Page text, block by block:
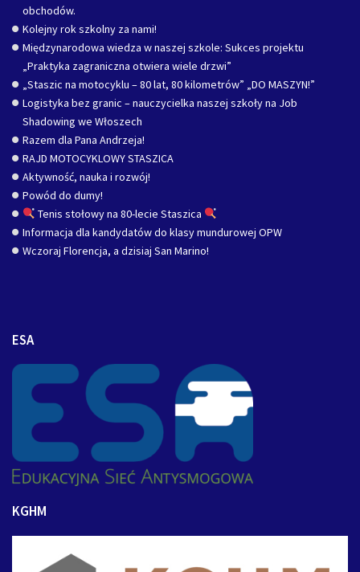
obchodów.
Kolejny rok szkolny za nami!
Międzynarodowa wiedza w naszej szkole: Sukces projektu
„Praktyka zagraniczna otwiera wiele drzwi”
„Staszic na motocyklu – 80 lat, 80 kilometrów” „DO MASZYN!”
Logistyka bez granic – nauczycielka naszej szkoły na Job
Shadowing we Włoszech
Razem dla Pana Andrzeja!
RAJD MOTOCYKLOWY STASZICA
Aktywność, nauka i rozwój!
Powód do dumy!
Tenis stołowy na 80-lecie Staszica
Informacja dla kandydatów do klasy mundurowej OPW
Wczoraj Florencja, a dzisiaj San Marino!
ESA
KGHM